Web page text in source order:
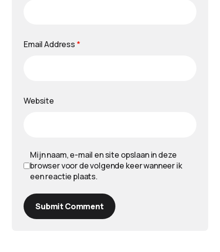
Email Address *
Website
Mijn naam, e-mail en site opslaan in deze
browser voor de volgende keer wanneer ik
een reactie plaats.
Submit Comment